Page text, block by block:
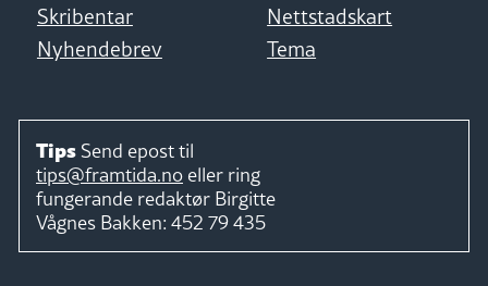
Skribentar
Nettstadskart
Nyhendebrev
Tema
Tips Send epost til
tips@framtida.no eller ring
fungerande redaktør Birgitte
Vågnes Bakken: 452 79 435